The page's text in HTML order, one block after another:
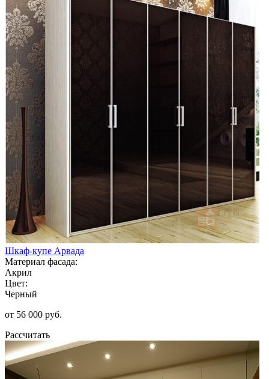
Шкаф-купе Арвада
Материал фасада:
Акрил
Цвет:
Черный
от 56 000 руб.
Рассчитать